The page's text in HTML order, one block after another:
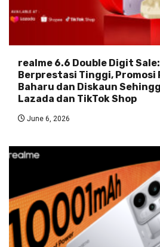
realme 6.6 Double Digit
Berprestasi Tinggi, Promosi
Baharu dan Diskaun
Lazada dan TikTok Shop
June 6, 2026